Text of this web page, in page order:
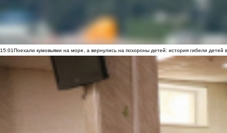
15:01Поехали кумовьями на море, а вернулись на похороны детей: история гибели детей